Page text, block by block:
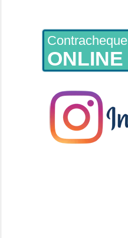
Contracheque
ONLINE